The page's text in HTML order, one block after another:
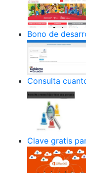
Bono de
Consulta
Clave gratis